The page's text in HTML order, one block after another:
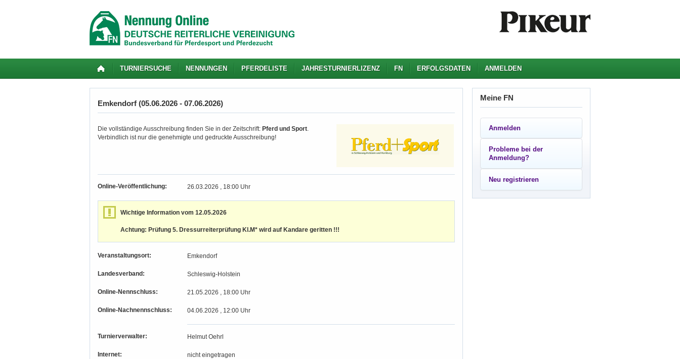
TURNIERSUCHE NENNUNGEN PFERDELISTE JAHRESTURNIERLIZENZ FN ERFOLGSDATEN ANMELDEN
Emkendorf (05.06.2026 - 07.06.2026)
Die vollständige Ausschreibung finden Sie in der Zeitschrift: Pferd und Sport.
Verbindlich ist nur die genehmigte und gedruckte Ausschreibung!
Online-Veröffentlichung: 26.03.2026 , 18:00 Uhr
Wichtige Information vom 12.05.2026
Achtung: Prüfung 5. Dressurreiterprüfung Kl.M* wird auf Kandare geritten !!!
Veranstaltungsort: Emkendorf
Landesverband: Schleswig-Holstein
Online-Nennschluss: 21.05.2026 , 18:00 Uhr
Online-Nachnennschluss: 04.06.2026 , 12:00 Uhr
Turnierverwalter: Helmut Oehrl
Internet: nicht eingetragen
Meine FN
Anmelden
Probleme bei der
Anmeldung?
Neu registrieren